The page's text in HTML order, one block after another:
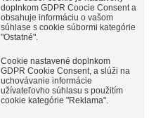
doplnkom GDPR Coocie Consent a
obsahuje informáciu o vašom
súhlase s cookie súbormi kategórie
"Ostatné".
Cookie nastavené doplnkom
GDPR Cookie Consent, a slúži na
uchovávanie informácie
užívateľovho súhlasu s použitím
cookie kategórie "Reklama".